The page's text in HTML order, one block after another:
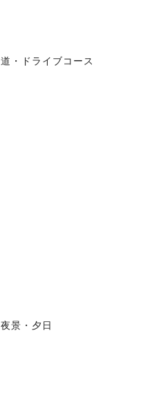
道・ドライブコース
夜景・夕日